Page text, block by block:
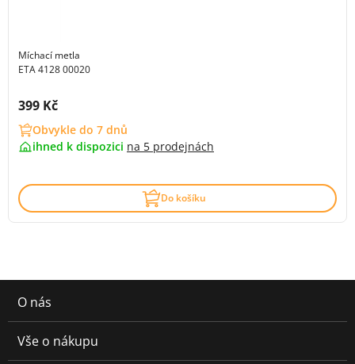
Míchací metla
ETA 4128 00020
Cena s DPH:
399 Kč
Obvykle do 7 dnů
ihned k dispozici na 5 prodejnách
Do košíku
O nás
Vše o nákupu